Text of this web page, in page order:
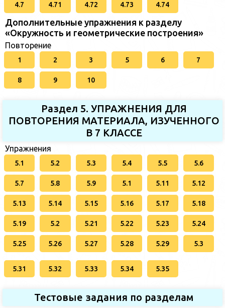
4.7 4.71 4.72 4.73 4.74
Дополнительные упражнения к разделу
«Окружность и геометрические построения»
Повторение
1 2 3 5 6 7
8 9 10
Раздел 5. УПРАЖНЕНИЯ ДЛЯ
ПОВТОРЕНИЯ МАТЕРИАЛА, ИЗУЧЕННОГО
В 7 КЛАССЕ
Упражнения
5.1 5.2 5.3 5.4 5.5 5.6
5.7 5.8 5.9 5.1 5.11 5.12
5.13 5.14 5.15 5.16 5.17 5.18
5.19 5.2 5.21 5.22 5.23 5.24
5.25 5.26 5.27 5.28 5.29 5.3
5.31 5.32 5.33 5.34 5.35
Тестовые задания по разделам